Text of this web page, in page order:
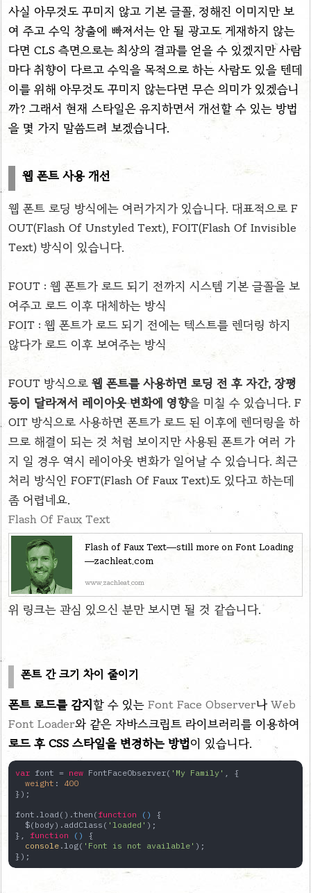
사실 아무것도 꾸미지 않고 기본 글꼴, 정해진 이미지만 보
여 주고 수익 창출에 빠져서는 안 될 광고도 게재하지 않는
다면 CLS 측면으로는 최상의 결과를 얻을 수 있겠지만 사람
마다 취향이 다르고 수익을 목적으로 하는 사람도 있을 텐데
이를 위해 아무것도 꾸미지 않는다면 무슨 의미가 있겠습니
까? 그래서 현재 스타일은 유지하면서 개선할 수 있는 방법
을 몇 가지 말씀드려 보겠습니다.
웹 폰트 사용 개선
웹 폰트 로딩 방식에는 여러가지가 있습니다. 대표적으로 F
OUT(Flash Of Unstyled Text), FOIT(Flash Of Invisible
Text) 방식이 있습니다.
FOUT : 웹 폰트가 로드 되기 전까지 시스템 기본 글꼴을 보
여주고 로드 이후 대체하는 방식
FOIT : 웹 폰트가 로드 되기 전에는 텍스트를 렌더링 하지
않다가 로드 이후 보여주는 방식
FOUT 방식으로 웹 폰트를 사용하면 로딩 전 후 자간, 장평
등이 달라져서 레이아웃 변화에 영향을 미칠 수 있습니다. F
OIT 방식으로 사용하면 폰트가 로드 된 이후에 렌더링을 하
므로 해결이 되는 것 처럼 보이지만 사용된 폰트가 여러 가
지 일 경우 역시 레이아웃 변화가 일어날 수 있습니다. 최근
처리 방식인 FOFT(Flash Of Faux Text)도 있다고 하는데
좀 어렵네요.
Flash Of Faux Text
Flash of Faux Text—still more on Font Loading
—zachleat.com
www.zachleat.com
위 링크는 관심 있으신 분만 보시면 될 것 같습니다.
폰트 간 크기 차이 줄이기
폰트 로드를 감지할 수 있는 Font Face Observer나 Web
Font Loader와 같은 자바스크립트 라이브러리를 이용하여
로드 후 CSS 스타일을 변경하는 방법이 있습니다.
var font = new FontFaceObserver( 'My Family' , {
weight : 400
});
font.load().then( function ( ) {
  $(body).addClass(
'loaded' );
}, function ( ) {
console .log( 'Font is not available' );
});